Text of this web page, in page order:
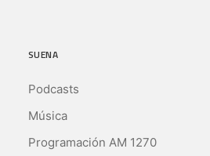
SUENA
Podcasts
Música
Programación AM 1270